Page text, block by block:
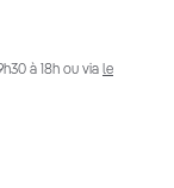
à 18h ou via le